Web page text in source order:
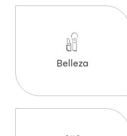
Belleza